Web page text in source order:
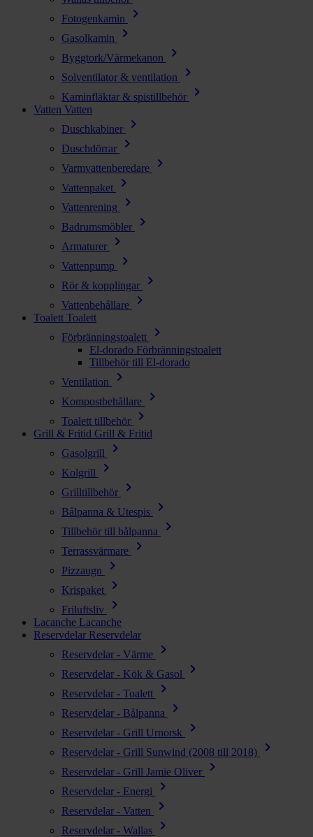
Fotogenkamin chevron_right
Gasolkamin chevron_right
Byggtork/Värmekanon chevron_right
Solventilator & ventilation chevron_right
Kaminfläktar & spistillbehör chevron_right
Vatten Vatten
Duschkabiner
chevron_right
Duschdörrar chevron_right
Varmvattenberedare chevron_right
Vattenpaket chevron_right
Vattenrening chevron_right
Badrumsmöbler chevron_right
Armaturer chevron_right
Vattenpump chevron_right
Rör & kopplingar chevron_right
Vattenbehållare chevron_right
Toalett Toalett
Förbränningstoalett
chevron_right
El-dorado Förbränningstoalett
Tillbehör till El-dorado
Ventilation
chevron_right
Kompostbehållare chevron_right
Toalett tillbehör chevron_right
Grill & Fritid Grill & Fritid
Gasolgrill
chevron_right
Kolgrill chevron_right
Grilltillbehör chevron_right
Bålpanna & Utespis chevron_right
Tillbehör till bålpanna chevron_right
Terrassvärmare chevron_right
Pizzaugn chevron_right
Krispaket chevron_right
Friluftsliv chevron_right
Lacanche Lacanche
Reservdelar Reservdelar
Reservdelar - Värme
chevron_right
Reservdelar - Kök & Gasol chevron_right
Reservdelar - Toalett chevron_right
Reservdelar - Bålpanna chevron_right
Reservdelar - Grill Urnorsk chevron_right
Reservdelar - Grill Sunwind (2008 till 2018) chevron_right
Reservdelar - Grill Jamie Oliver chevron_right
Reservdelar - Energi chevron_right
Reservdelar - Vatten chevron_right
Reservdelar - Wallas
chevron_right